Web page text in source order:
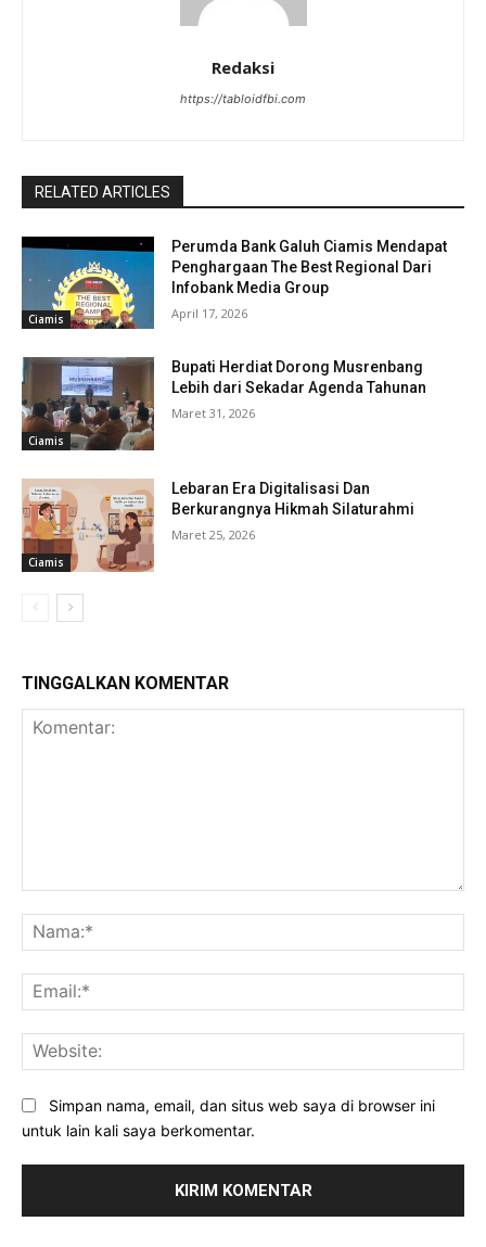
Redaksi
https://tabloidfbi.com
RELATED ARTICLES
Ciamis
Perumda Bank Galuh Ciamis Mendapat
Penghargaan The Best Regional Dari
Infobank Media Group
April 17, 2026
Ciamis
Bupati Herdiat Dorong Musrenbang
Lebih dari Sekadar Agenda Tahunan
Maret 31, 2026
Ciamis
Lebaran Era Digitalisasi Dan
Berkurangnya Hikmah Silaturahmi
Maret 25, 2026
TINGGALKAN KOMENTAR
Simpan nama, email, dan situs web saya di browser ini
untuk lain kali saya berkomentar.